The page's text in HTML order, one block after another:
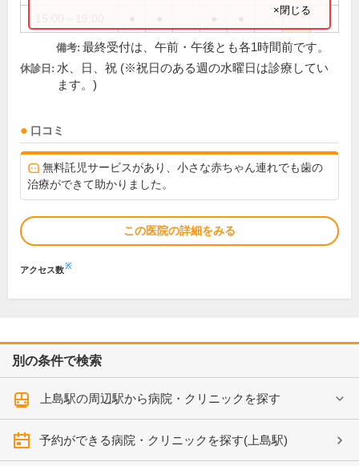
×閉じる
備考: 最終受付は、午前・午後とも各1時間前です。
休診日: 水、日、祝 (※祝日のある週の水曜日は診療してい
ます。)
口コミ
無料託児サービスがあり、小さな赤ちゃん連れでも歯の
治療ができて助かりました。
この医院の詳細をみる
アクセス数※
別の条件で検索
上島駅の周辺駅から病院・クリニックを探す
予約ができる病院・クリニックを探す(上島駅)